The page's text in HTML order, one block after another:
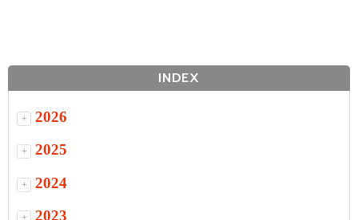
INDEX
+ 2026
+ 2025
+ 2024
+ 2023